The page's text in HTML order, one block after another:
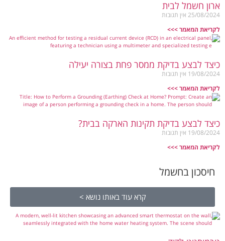
ארון חשמל לבית
25/08/2024 אין תגובות
לקריאת המאמר >>>
כיצד לבצע בדיקת ממסר פחת בצורה יעילה
19/08/2024 אין תגובות
לקריאת המאמר >>>
כיצד לבצע בדיקת תקינות הארקה בבית?
19/08/2024 אין תגובות
לקריאת המאמר >>>
חיסכון בחשמל
קרא עוד באותו נושא >